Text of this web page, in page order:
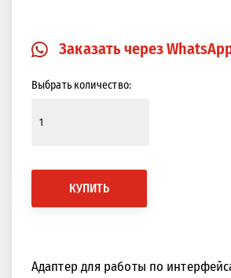
Заказать через
Выбрать количество:
КУПИТЬ
Адаптер для работы по